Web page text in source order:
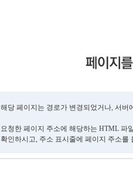
해당 페이지는 경로가 변경되었거나, 서
요청한 페이지 주소에 해당하는 HTML 파
확인하시고, 주소 표시줄에 페이지 주소